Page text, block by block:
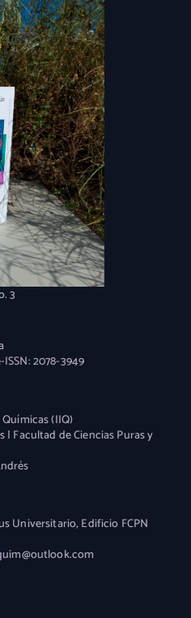
3
2078-3949
(IIQ)
| Facultad de Ciencias Puras y
Universitario, Edificio FCPN